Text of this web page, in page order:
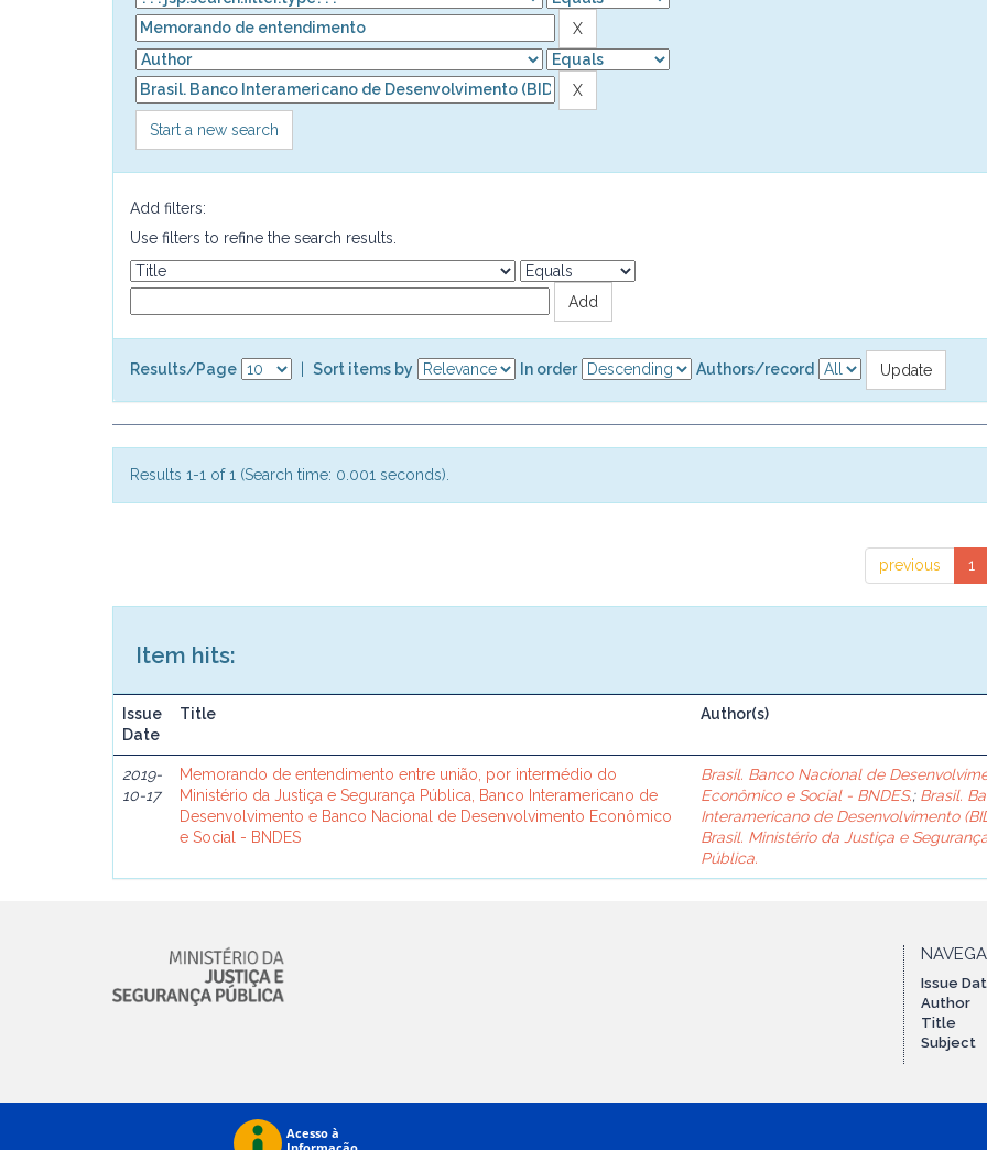
Start a new search
Add filters:
Use filters to refine the search results.
Results/Page Sort items by In order Authors/record
Results 1-1 of 1 (Search time: 0.001 seconds).
previous 1
Item hits:
Issue
Date
Title Author(s)
2019-
10-17
Memorando de entendimento entre união, por intermédio do
Ministério da Justiça e Segurança Pública, Banco Interamericano de
Desenvolvimento e Banco Nacional de Desenvolvimento Econômico
e Social - BNDES
Brasil. Banco Nacional de
Econômico e Social - BNDES.; Brasil.
Interamericano de Desenvolvimento
Brasil. Ministério da Justiça e
Pública.
Issue
Author
Title
Subject